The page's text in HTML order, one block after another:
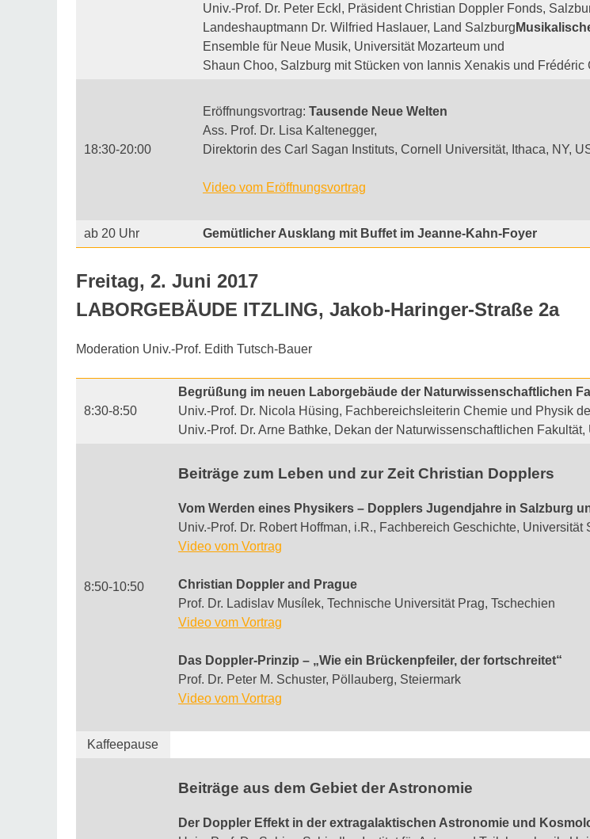
Univ.-Prof. Dr. Peter Eckl, Präsident Christian Doppler Fonds,
Landeshauptmann Dr. Wilfried Haslauer, Land Salzburg
Ensemble für Neue Musik, Universität Mozarteum und
Shaun Choo, Salzburg mit Stücken von Iannis Xenakis und Frédéric
18:30-20:00
Eröffnungsvortrag: Tausende Neue Welten
Ass. Prof. Dr. Lisa Kaltenegger,
Direktorin des Carl Sagan Instituts, Cornell Universität, Ithaca, NY,
Video vom Eröffnungsvortrag
ab 20 Uhr Gemütlicher Ausklang mit Buffet im Jeanne-Kahn-Foyer
Freitag, 2. Juni 2017
LABORGEBÄUDE ITZLING, Jakob-Haringer-Straße 2a
Moderation Univ.-Prof. Edith Tutsch-Bauer
8:30-8:50
Begrüßung im neuen Laborgebäude der Naturwissenschaftlichen
Univ.-Prof. Dr. Nicola Hüsing, Fachbereichsleiterin Chemie und Physik
Univ.-Prof. Dr. Arne Bathke, Dekan der Naturwissenschaftlichen
8:50-10:50
Beiträge zum Leben und zur Zeit Christian Dopplers
Vom Werden eines Physikers – Dopplers Jugendjahre in Salzburg
Univ.-Prof. Dr. Robert Hoffman, i.R., Fachbereich Geschichte, Universität
Video vom Vortrag
Christian Doppler and Prague
Prof. Dr. Ladislav Musílek, Technische Universität Prag, Tschechien
Video vom Vortrag
Das Doppler-Prinzip – „Wie ein Brückenpfeiler, der fortschreitet“
Prof. Dr. Peter M. Schuster, Pöllauberg, Steiermark
Video vom Vortrag
Kaffeepause
Beiträge aus dem Gebiet der Astronomie
Der Doppler Effekt in der extragalaktischen Astronomie und